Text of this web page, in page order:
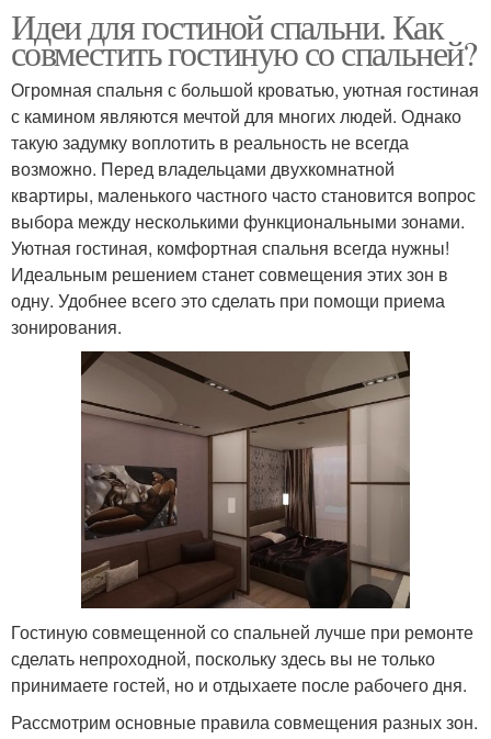
Идеи для гостиной спальни. Как
совместить гостиную со спальней?
Огромная спальня с большой кроватью, уютная гостиная
с камином являются мечтой для многих людей. Однако
такую задумку воплотить в реальность не всегда
возможно. Перед владельцами двухкомнатной
квартиры, маленького частного часто становится вопрос
выбора между несколькими функциональными зонами.
Уютная гостиная, комфортная спальня всегда нужны!
Идеальным решением станет совмещения этих зон в
одну. Удобнее всего это сделать при помощи приема
зонирования.
Гостиную совмещенной со спальней лучше при ремонте
сделать непроходной, поскольку здесь вы не только
принимаете гостей, но и отдыхаете после рабочего дня.
Рассмотрим основные правила совмещения разных зон.